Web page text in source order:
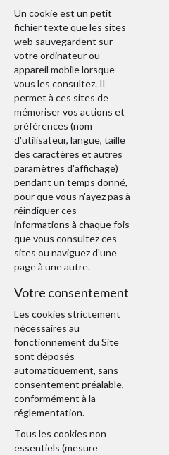
Un cookie est un petit
fichier texte que les sites
web sauvegardent sur
votre ordinateur ou
appareil mobile lorsque
vous les consultez. Il
permet à ces sites de
mémoriser vos actions et
préférences (nom
d'utilisateur, langue, taille
des caractères et autres
paramètres d'affichage)
pendant un temps donné,
pour que vous n'ayez pas à
réindiquer ces
informations à chaque fois
que vous consultez ces
sites ou naviguez d'une
page à une autre.
Votre consentement
Les cookies strictement
nécessaires au
fonctionnement du Site
sont déposés
automatiquement, sans
consentement préalable,
conformément à la
réglementation.
Tous les cookies non
essentiels (mesure